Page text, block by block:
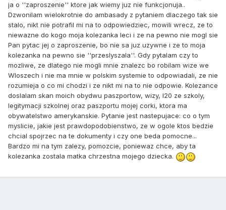
ja o ''zaproszenie'' ktore jak wiemy juz nie funkcjonuja..
Dzwonilam wielokrotnie do ambasady z pytaniem dlaczego tak sie
stalo, nikt nie potrafil mi na to odpowiedziec, mowili wrecz, ze to
niewazne do kogo moja kolezanka leci i ze na pewno nie mogl sie
Pan pytac jej o zaproszenie, bo nie sa juz uzywne i ze to moja
kolezanka na pewno sie ''przeslyszala''. Gdy pytalam czy to
mozliwe, ze dlatego nie mogli mnie znalezc bo robilam wize we
Wloszech i nie ma mnie w polskim systemie to odpowiadali, ze nie
rozumieja o co mi chodzi i ze nikt mi na to nie odpowie. Kolezance
doslalam skan moich obydwu paszportow, wizy, I20 ze szkoly,
legitymacji szkolnej oraz paszportu mojej corki, ktora ma
obywatelstwo amerykanskie. Pytanie jest nastepujace: co o tym
myslicie, jakie jest prawdopodobienstwo, ze w ogole ktos bedzie
chcial spojrzec na te dokumenty i czy one beda pomocne...
Bardzo mi na tym zalezy, pomozcie, poniewaz chce, aby ta
kolezanka zostala matka chrzestna mojego dziecka.